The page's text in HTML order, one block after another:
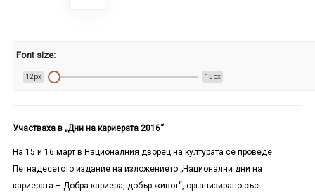
Font size:
12px 15px
Участваха в „Дни на кариерата 2016“
На 15 и 16 март в Националния дворец на културата се проведе
Петнадесетото издание на изложението „Национални дни на
кариерата – Добра кариера, добър живот“, организирано със